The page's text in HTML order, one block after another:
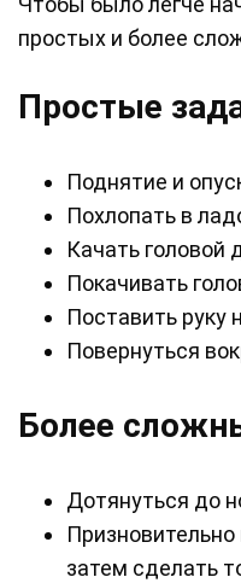
простых и более
Простые
Поднятие и
Похлопать в
Качать головой
Покачивать
Поставить руку
Повернуться
Более
Дотянуться до
Призновительно
затем сделать